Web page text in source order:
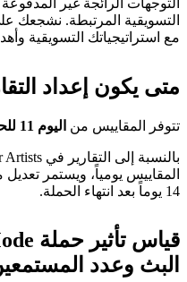
التسويقية المرتبطة. نشجعك
مع استراتيجياتك التسويقية
متى يكون إعداد
تتوفر المقاييس من اليوم 11 للحملة
المقاييس يومياً، ويستمر
14 يوماً بعد انتهاء الحملة.
البث وعدد